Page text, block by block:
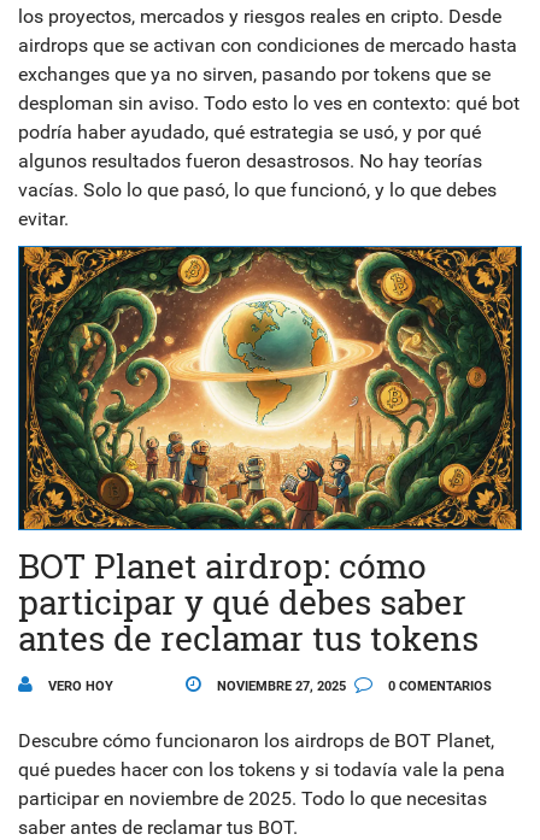
los proyectos, mercados y riesgos reales en cripto. Desde
airdrops que se activan con condiciones de mercado hasta
exchanges que ya no sirven, pasando por tokens que se
desploman sin aviso. Todo esto lo ves en contexto: qué bot
podría haber ayudado, qué estrategia se usó, y por qué
algunos resultados fueron desastrosos. No hay teorías
vacías. Solo lo que pasó, lo que funcionó, y lo que debes
evitar.
BOT Planet airdrop: cómo
participar y qué debes saber
antes de reclamar tus tokens
VERO HOY NOVIEMBRE 27, 2025 0 COMENTARIOS
Descubre cómo funcionaron los airdrops de BOT Planet,
qué puedes hacer con los tokens y si todavía vale la pena
participar en noviembre de 2025. Todo lo que necesitas
saber antes de reclamar tus BOT.